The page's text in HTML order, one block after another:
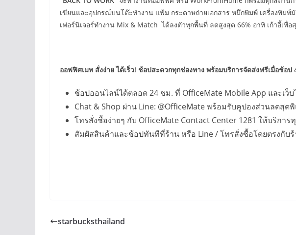
เขียนและอุปกรณ์บนโต๊ะทำงาน แฟ้ม กระดาษถ่ายเอกสาร หมึกพิมพ์ เครื่องพิม
เฟอร์นิเจอร์ทำงาน Mix & Match ได้ลงตัวทุกพื้นที่ ลดสูงสุด 66% อาทิ เก้าอี้เ
ออฟฟิศเมท สั่งง่าย ได้เร็ว! ช้อปสะดวกทุกช่องทาง พร้อมบริการจัดส่งฟรีเมื่อช้อ
ช้อปออนไลน์ได้ตลอด 24 ชม. ที่ OfficeMate Mobile App และเว็
Chat & Shop ผ่าน Line: @OfficeMate พร้อมรับคูปองส่วนลดสุ
โทรสั่งซื้อง่ายๆ กับ OfficeMate Contact Center 1281 ให้บริการ
สัมผัสสินค้าและช้อปทันทีที่ร้าน หรือ Line / โทรสั่งซื้อโดยตรงกับ
starbucksthailand